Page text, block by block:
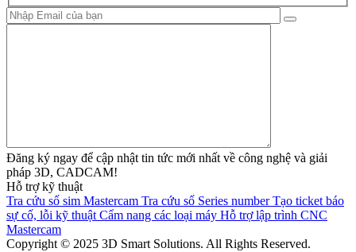
Đăng ký ngay để cập nhật tin tức mới nhất về công nghệ và giải
pháp 3D, CADCAM!
Hỗ trợ kỹ thuật
Tra cứu số sim Mastercam Tra cứu số Series number Tạo ticket báo
sự cố, lỗi kỹ thuật Cẩm nang các loại máy Hỗ trợ lập trình CNC
Mastercam
Copyright © 2025 3D Smart Solutions. All Rights Reserved.